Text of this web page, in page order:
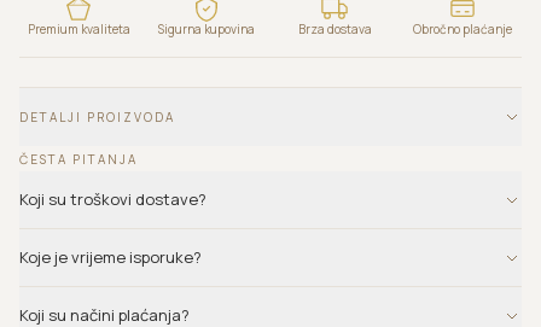
Premium kvaliteta Sigurna kupovina Brza dostava Obročno plaćanje
DETALJI PROIZVODA
ČESTA PITANJA
Koji su troškovi dostave?
Koje je vrijeme isporuke?
Koji su načini plaćanja?